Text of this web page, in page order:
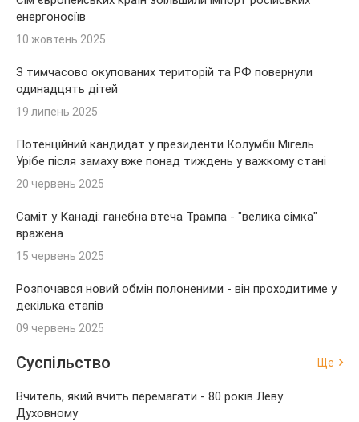
енергоносіїв
10 жовтень 2025
З тимчасово окупованих територій та РФ повернули
одинадцять дітей
19 липень 2025
Потенційний кандидат у президенти Колумбії Мігель
Урібе після замаху вже понад тиждень у важкому стані
20 червень 2025
Саміт у Канаді: ганебна втеча Трампа - "велика сімка"
вражена
15 червень 2025
Розпочався новий обмін полоненими - він проходитиме у
декілька етапів
09 червень 2025
Суспільство Ще
Вчитель, який вчить перемагати - 80 років Леву
Духовному